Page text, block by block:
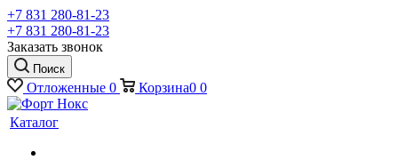
+7 831 280-81-23
+7 831 280-81-23
Заказать звонок
Поиск
Отложенные 0 Корзина0 0
Каталог